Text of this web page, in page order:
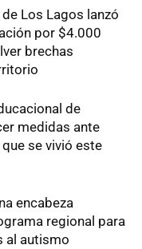
Los Lagos lanzó
por $4.000
brechas
de
medidas ante
se vivió este
encabeza
regional para
al autismo